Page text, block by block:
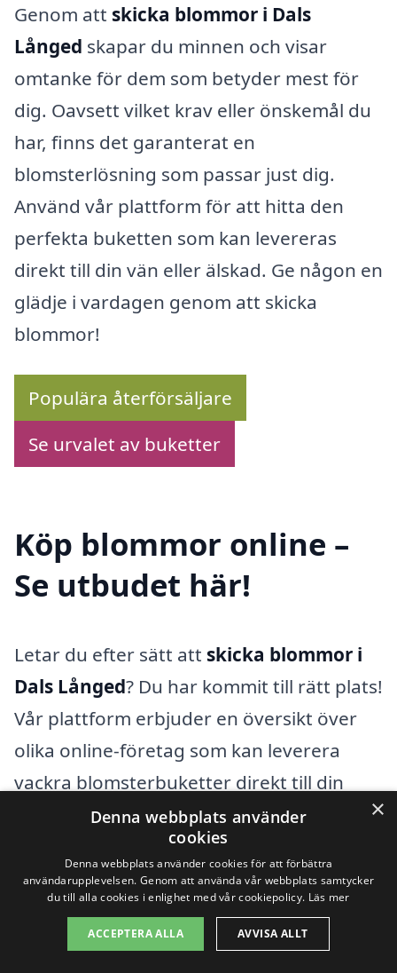
Genom att skicka blommor i Dals
Långed skapar du minnen och visar
omtanke för dem som betyder mest för
dig. Oavsett vilket krav eller önskemål du
har, finns det garanterat en
blomsterlösning som passar just dig.
Använd vår plattform för att hitta den
perfekta buketten som kan levereras
direkt till din vän eller älskad. Ge någon en
glädje i vardagen genom att skicka
blommor!
Populära återförsäljare
Se urvalet av buketter
Köp blommor online –
Se utbudet här!
Letar du efter sätt att skicka blommor i
Dals Långed? Du har kommit till rätt plats!
Vår plattform erbjuder en översikt över
olika online-företag som kan leverera
vackra blomsterbuketter direkt till din
Oavsett om du vill överraska någon
speciell eller fira en särskild anledning,
finns det ett brett utbud av blommor att
×
Denna webbplats använder
cookies
Denna webbplats använder cookies för att förbättra
användarupplevelsen. Genom att använda vår webbplats samtycker
du till alla cookies i enlighet med vår cookiepolicy. Läs mer
ACCEPTERA ALLA AVVISA ALLT